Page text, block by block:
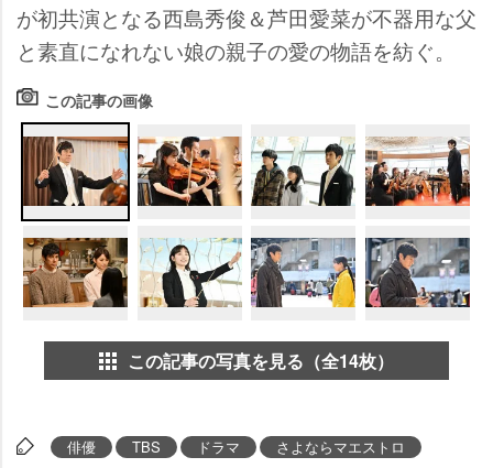
が初共演となる西島秀俊＆芦田愛菜が不器用な父
と素直になれない娘の親子の愛の物語を紡ぐ。
この記事の画像
この記事の写真を見る（全14枚）
俳優 TBS ドラマ さよならマエストロ